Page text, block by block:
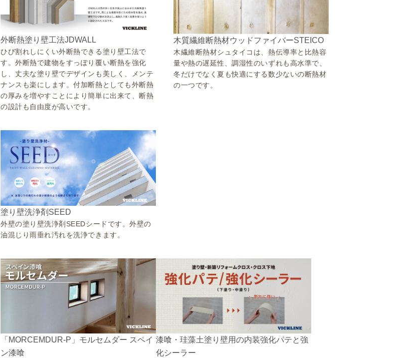
外断熱塗り壁工法JDWALL
ひび割れしにくい外断熱できる塗り壁工法で
す。外断熱で建物をすっぽり覆い断熱を強化
し、丈夫な塗り壁でデザインも美しく、メンテ
ナンスも楽にします。付加断熱としても外断熱
の厚みを増やすことにより簡単に出来て、断熱
の設計も自由度が高いです。
木質繊維断熱材ウッドファイバーSTEICO
木繊維断熱材シュタイコは、熱伝導率と比熱容
量や熱の遅延性、調湿性のいずれも高水準で、
冬だけでなく夏も快適にする数少ないの断熱材
の一つです。
塗り壁洗浄剤SEED
外壁の塗り壁洗浄剤SEEDシードです。外壁の
油混じり雨垂れ汚れを洗浄できます。
「MORCEMDUR-P」モルセムダー スペイ
ン漆喰
漆喰・珪藻土塗り壁用の内装強化パテと強
化シーラー